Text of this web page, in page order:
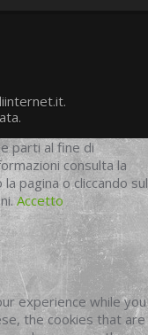
parti al fine di
consulta la
la pagina o cliccando sul
Accetto
experience while you
the cookies that are